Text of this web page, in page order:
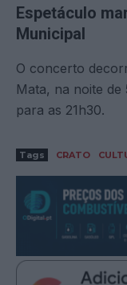
Espetáculo
Municipal
O concerto
Mata, na noite
para as 21h30.
Tags CRATO